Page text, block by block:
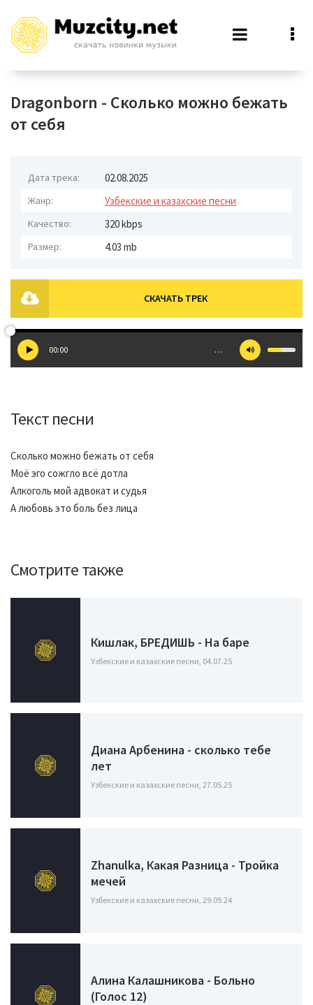
Dragonborn - Сколько можно бежать
от себя
Дата трека: 02.08.2025
Жанр: Узбекские и казахские песни
Качество: 320 kbps
Размер: 4.03 mb
СКАЧАТЬ ТРЕК
00:00 …
Текст песни
Сколько можно бежать от себя
Моё эго сожгло всё дотла
Алкоголь мой адвокат и судья
А любовь это боль без лица
Смотрите также
Кишлак, БРЕДИШЬ - На баре
Узбекские и казахские песни, 04.07.25
Диана Арбенина - сколько тебе
лет
Узбекские и казахские песни, 27.05.25
Zhanulka, Какая Разница - Тройка
мечей
Узбекские и казахские песни, 29.09.24
Алина Калашникова - Больно
(Голос 12)